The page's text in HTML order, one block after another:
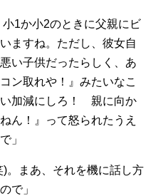
1か小2のときに父親にビ
ますね。ただし、彼女自
い子供だったらしく、あ
ン取れや！』みたいなこ
い加減にしろ！ 親に向か
ん！』って怒られたうえ
」
。まあ、それを機に話し方
で」